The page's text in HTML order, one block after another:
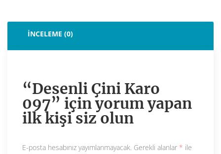
İNCELEME (0)
“Desenli Çini Karo
097” için yorum yapan
ilk kişi siz olun
E-posta hesabınız yayımlanmayacak. Gerekli alanlar * ile